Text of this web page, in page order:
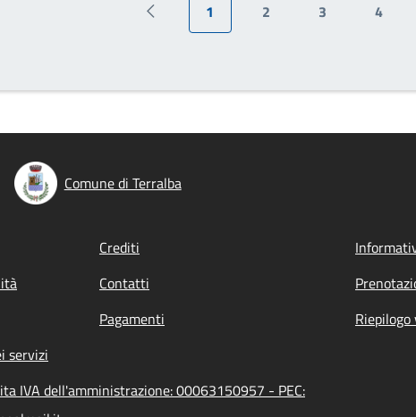
Pagina precedente
Pagina attuale
1
Pagina
2
Pagina
3
Pagina
4
Comune di Terralba
Crediti
Contatti
Pagamenti
servizi
IVA dell'amministrazione: 00063150957 - PEC: